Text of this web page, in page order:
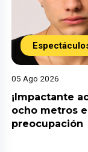
05 Ago 2026
¡Impactante
ocho metros
preocupación